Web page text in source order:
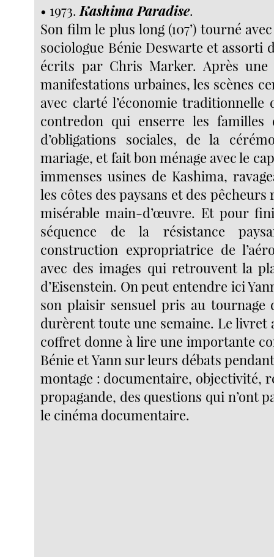
• 1973. Kashima Paradise.
Son film le plus long (107’) tourné
sociologue Bénie Deswarte et assorti
écrits par Chris Marker. Après
manifestations urbaines, les scènes
avec clarté l’économie
contredon qui enserre les familles
d’obligations sociales, de la
mariage, et fait bon ménage avec le
immenses usines de Kashima,
les côtes des paysans et des pêcheurs
misérable main-d’œuvre. Et pour
séquence de la résistance
construction expropriatrice de
avec des images qui retrouvent la
d’Eisenstein. On peut entendre ici
son plaisir sensuel pris au tournage
durèrent toute une semaine. Le livret
coffret donne à lire une importante
Bénie et Yann sur leurs débats
montage : documentaire, objectivité,
propagande, des questions qui n’ont
le cinéma documentaire.